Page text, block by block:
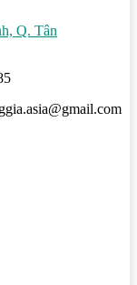
Q. Tân